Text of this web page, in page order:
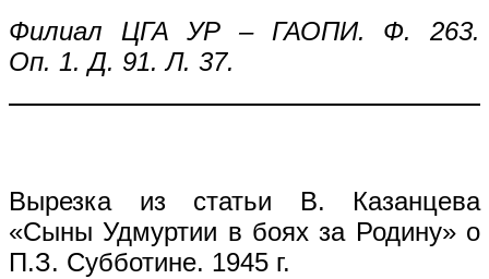
Филиал ЦГА УР – ГАОПИ. Ф. 263.
Оп. 1. Д. 91. Л. 37.
Вырезка из статьи В. Казанцева
«Сыны Удмуртии в боях за Родину» о
П.З. Субботине. 1945 г.